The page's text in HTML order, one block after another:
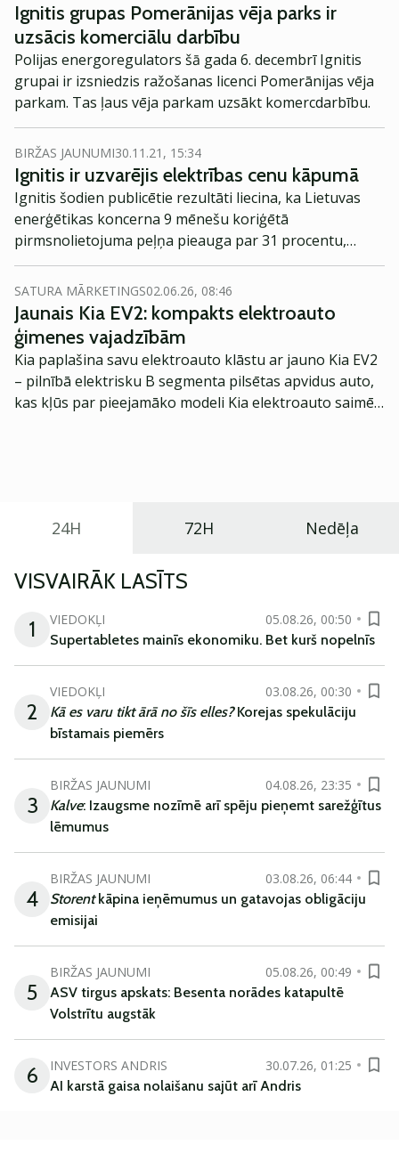
Ignitis grupas Pomerānijas vēja parks ir
uzsācis komerciālu darbību
Polijas energoregulators šā gada 6. decembrī Ignitis
grupai ir izsniedzis ražošanas licenci Pomerānijas vēja
parkam. Tas ļaus vēja parkam uzsākt komercdarbību.
BIRŽAS JAUNUMI30.11.21, 15:34
Ignitis ir uzvarējis elektrības cenu kāpumā
Ignitis šodien publicētie rezultāti liecina, ka Lietuvas
enerģētikas koncerna 9 mēnešu koriģētā
pirmsnolietojuma peļņa pieauga par 31 procentu,
koriģētā tīrā peļņa pieaugusi par 65,4 procentiem un
gaidāmi vairāki jauni attīstības projekti.
SATURA MĀRKETINGS02.06.26, 08:46
Jaunais Kia EV2: kompakts elektroauto
ģimenes vajadzībām
Kia paplašina savu elektroauto klāstu ar jauno Kia EV2
– pilnībā elektrisku B segmenta pilsētas apvidus auto,
kas kļūs par pieejamāko modeli Kia elektroauto saimē
24H 72H Nedēļa
VISVAIRĀK LASĪTS
1
VIEDOKĻI
05.08.26, 00:50
Supertabletes mainīs ekonomiku. Bet kurš nopelnīs
2
VIEDOKĻI
03.08.26, 00:30
Kā es varu tikt ārā no šīs elles?Korejas spekulāciju
bīstamais piemērs
3
BIRŽAS JAUNUMI
04.08.26, 23:35
Kalve: Izaugsme nozīmē arī spēju pieņemt sarežģītus
lēmumus
4
BIRŽAS JAUNUMI
03.08.26, 06:44
Storentkāpina ieņēmumus un gatavojas obligāciju
emisijai
5
BIRŽAS JAUNUMI
05.08.26, 00:49
ASV tirgus apskats: Besenta norādes katapultē
Volstrītu augstāk
6 INVESTORS ANDRIS
30.07.26, 01:25
AI karstā gaisa nolaišanu sajūt arī Andris